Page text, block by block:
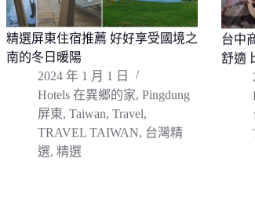
精選屏東住宿推薦 好好享受國境之
南的冬日暖陽
2024 年 1 月 1 日
Hotels 在異鄉的家, Pingdung
屏東, Taiwan, Travel,
TRAVEL TAIWAN, 台灣精
選, 精選
台中
舒適